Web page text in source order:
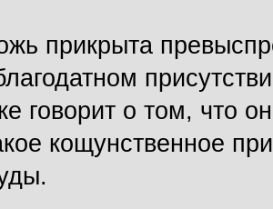
прикрыта
говорит о том, что
кощунственное